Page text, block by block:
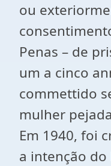
ou
Penas – de
um a cinco
commettido
mulher
Em 1940, foi
a intenção